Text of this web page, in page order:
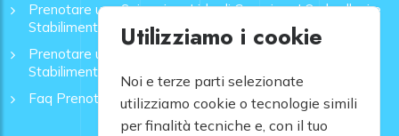
Prenotare una Spiaggia a Lido di Camaiore | Ombrelloni e
Stabilimenti - GoToMare
Prenotare una Spiaggia a Rapallo | Ombrelloni e
Stabilimenti - GoToMare
Faq Prenotazione Spiagge
Utilizziamo i cookie
Noi e terze parti selezionate
utilizziamo cookie o tecnologie simili
per finalità tecniche e, con il tuo